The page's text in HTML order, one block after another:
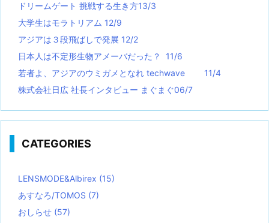
ドリームゲート 挑戦する生き方13/3
大学生はモラトリアム 12/9
アジアは３段飛ばしで発展 12/2
日本人は不定形生物アメーバだった？ 11/6
若者よ、アジアのウミガメとなれ techwave
11/4
株式会社日広 社長インタビュー まぐまぐ06/7
CATEGORIES
LENSMODE&Albirex (15)
あすなろ/TOMOS (7)
おしらせ (57)